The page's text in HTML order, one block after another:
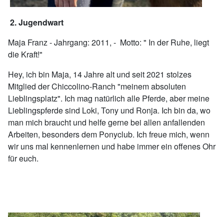
2. Jugendwart
Maja Franz - Jahrgang: 2011, - Motto: " In der Ruhe, liegt
die Kraft!"
Hey, ich bin Maja, 14 Jahre alt und seit 2021 stolzes
Mitglied der Chiccolino-Ranch "meinem absoluten
Lieblingsplatz". Ich mag natürlich alle Pferde, aber meine
Lieblingspferde sind Loki, Tony und Ronja. Ich bin da, wo
man mich braucht und helfe gerne bei allen anfallenden
Arbeiten, besonders dem Ponyclub. Ich freue mich, wenn
wir uns mal kennenlernen und habe immer ein offenes Ohr
für euch.